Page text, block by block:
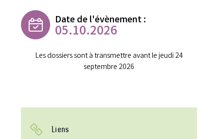
Date de l'évènement :
05.10.2026
Les dossiers sont à transmettre avant le jeudi 24
septembre 2026
Liens